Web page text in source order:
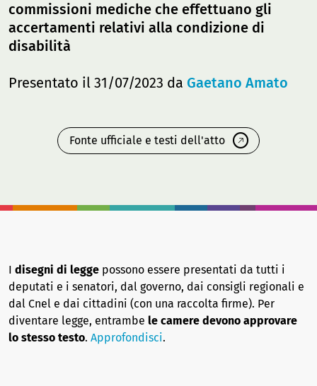
commissioni mediche che effettuano gli
accertamenti relativi alla condizione di
disabilità
Presentato il 31/07/2023 da Gaetano Amato
Fonte ufficiale e testi dell'atto
I disegni di legge possono essere presentati da tutti i
deputati e i senatori, dal governo, dai consigli regionali e
dal Cnel e dai cittadini (con una raccolta firme). Per
diventare legge, entrambe le camere devono approvare
lo stesso testo. Approfondisci.